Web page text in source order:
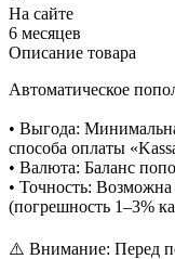
На сайте
6 месяцев
Описание товара
Автоматическое
• Выгода:
способа оплаты
• Валюта: Баланс
• Точность:
(погрешность 1–3%
⚠️ Внимание: Перед